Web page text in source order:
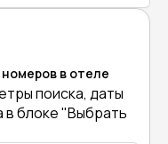
в отеле
поиска, даты
в блоке "Выбрать